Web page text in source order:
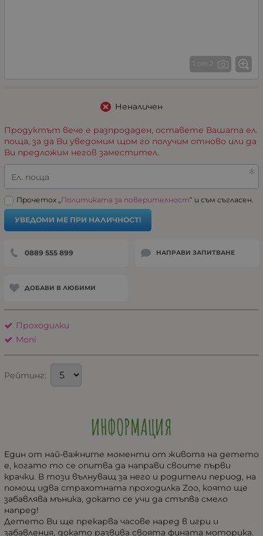
1 от 2
Неналичен
Продуктът вече е разпродаден, оставете Вашата ел.
поща, за да Ви уведомим щом го получим отново или да
Ви предложим негов заместител.
Ел. поща
Прочетох „Политиката за поверителност“ и съм съгласен.
УВЕДОМИ МЕ ПРИ НАЛИЧНОСТ!
0889 555 899 НАПРАВИ ЗАПИТВАНЕ
ДОБАВИ В ЛЮБИМИ
Проходилки
Moni
Рейтинг:
ИНФОРМАЦИЯ
Един от най-важните моменти от живота на детето
е, когато то се опитва да направи своите първи
крачки. В този вълнуващ за него и родители период, на
помощ идва страхотната проходилка Zoo, която ще
забавлява мъника, докато се учи да стъпва смело
напред!
Детето Ви ще прекарва часове наред в игри и
забавления, докато развива своята фината моторика.